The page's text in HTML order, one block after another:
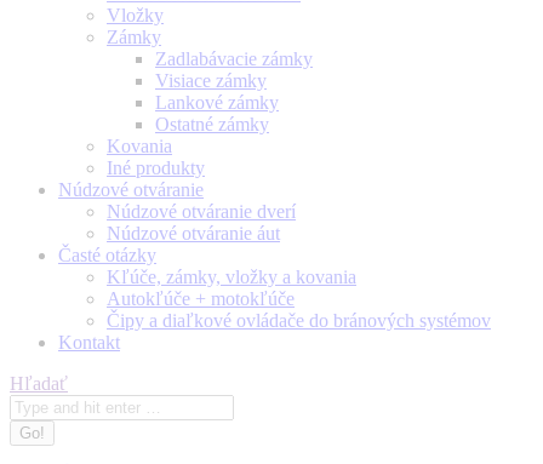
Vložky
Zámky
Zadlabávacie zámky
Visiace zámky
Lankové zámky
Ostatné zámky
Kovania
Iné produkty
Núdzové otváranie
Núdzové otváranie dverí
Núdzové otváranie áut
Časté otázky
Kľúče, zámky, vložky a kovania
Autokľúče + motokľúče
Čipy a diaľkové ovládače do bránových systémov
Kontakt
Search:
Hľadať